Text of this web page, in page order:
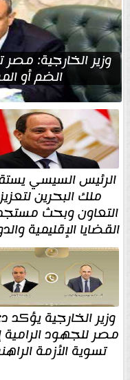
وزير الخارجية:
الضم أو
الرئيس السيسي
ملك البحرين لتعزيز
التعاون وبحث
القضايا الإقليمية
وزير الخارجية يؤكد
مصر للجهود الرامية
تسوية الأزمة